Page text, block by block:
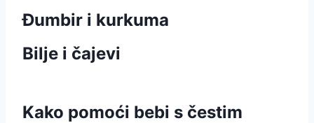
Đumbir i kurkuma
Bilje i čajevi
Kako pomoći bebi s čestim